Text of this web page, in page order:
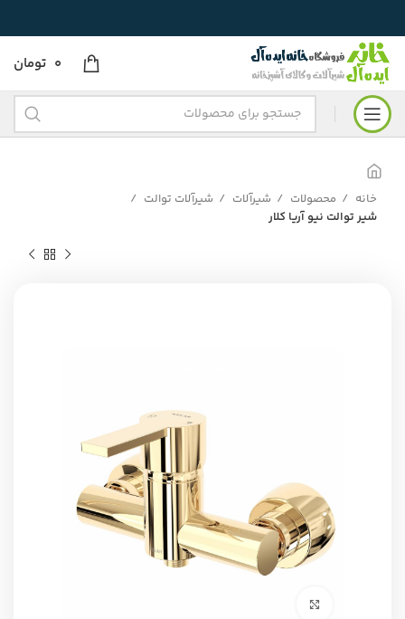
0 تومان
خانه محصولات شیرآلات
شیرآلات توالت
شیر توالت نیو آریا کلار